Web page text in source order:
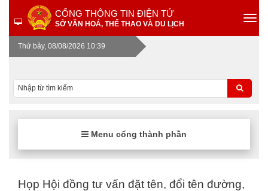
CỔNG THÔNG TIN ĐIỆN TỬ
SỞ VĂN HOÁ, THỂ THAO VÀ DU LỊCH
Thứ bảy, 08/08/2026 10:39
Menu cổng thành phần
Họp Hội đồng tư vấn đặt tên, đổi tên đường,